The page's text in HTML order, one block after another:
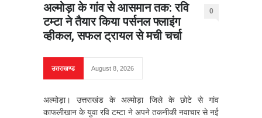
अल्मोड़ा के गांव से आसमान तक: रवि
टम्टा ने तैयार किया पर्सनल फ्लाइंग
व्हीकल, सफल ट्रायल से मची चर्चा
0
उत्तराखण्ड August 8, 2026
अल्मोड़ा। उत्तराखंड के अल्मोड़ा जिले के छोटे से गांव
काफलीखान के युवा रवि टम्टा ने अपने तकनीकी नवाचार से नई